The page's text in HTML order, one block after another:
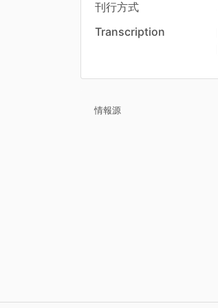
刊行方式
Transcription
情報源